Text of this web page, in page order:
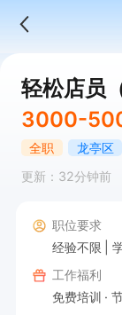
轻松店员
3000-
全职 龙亭区
更新：32分钟前
职位要求
经验不限
工作福利
免费培训